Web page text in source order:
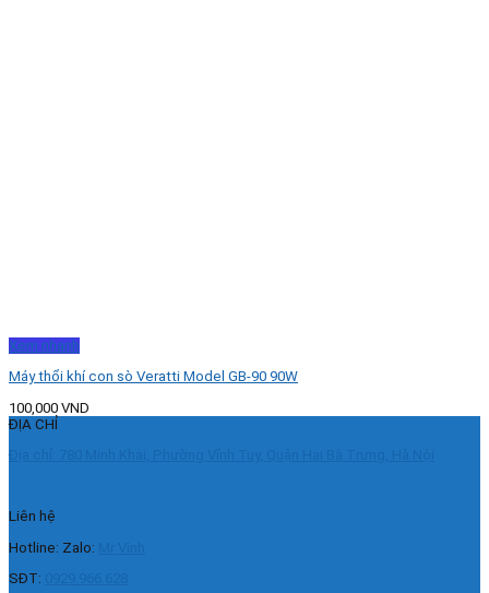
Xem nhanh
Máy thổi khí con sò Veratti Model GB-90 90W
100,000 VND
ĐỊA CHỈ
Liên hệ
Hotline: Zalo:
SĐT: